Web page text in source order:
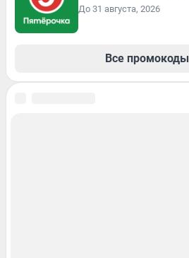
До 31 августа, 2026
Все промокоды